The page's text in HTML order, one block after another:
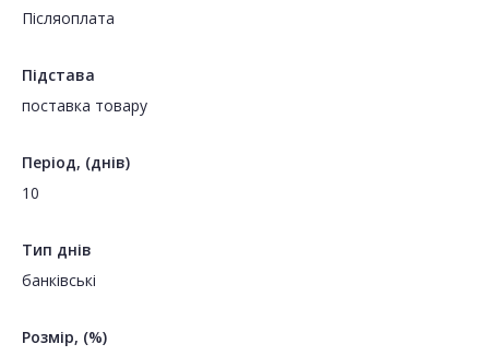
Пiсляоплата
Підстава
поставка товару
Період, (днів)
10
Тип днів
банківські
Розмір, (%)